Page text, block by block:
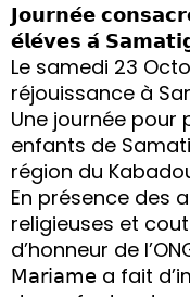
𝗝𝗼𝘂𝗿𝗻𝗲́𝗲
𝗲́𝗹𝗲́𝘃𝗲𝘀 𝗮́
Le samedi 23
réjouissance à
Une journée pour
enfants de
région du
En présence des
religieuses et
d’honneur de
𝖬𝖺𝗋𝗂𝖺𝗆𝖾 a fait